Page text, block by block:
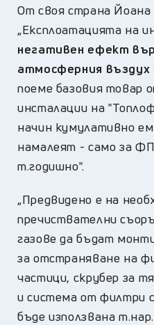
От своя страна Йоана
„Експлоатацията на
негативен ефект
атмосферния
поеме базовия товар
инсталации на
начин кумулативно
намалеят - само за
т.годишно".
„Предвидено е на
пречиствателни
газове да бъдат
за отстраняване на
частици, скрубер за
и система от филтри
бъде използвана